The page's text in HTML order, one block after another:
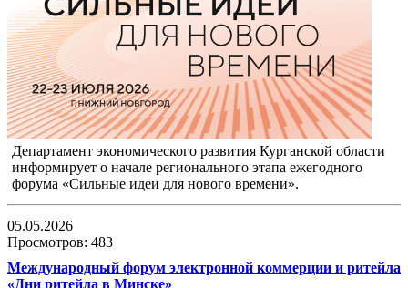
Департамент экономического развития Курганской области
информирует о начале регионального этапа ежегодного
форума «Сильные идеи для нового времени».
05.05.2026
Просмотров: 483
Международный форум электронной коммерции и ритейла
«Дни ритейла в Минске»